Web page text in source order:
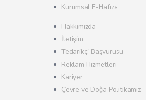
Kurumsal E-Hafıza
Hakkımızda
İletişim
Tedarikçi Başvurusu
Reklam Hizmetleri
Kariyer
Çevre ve Doğa Politikamız